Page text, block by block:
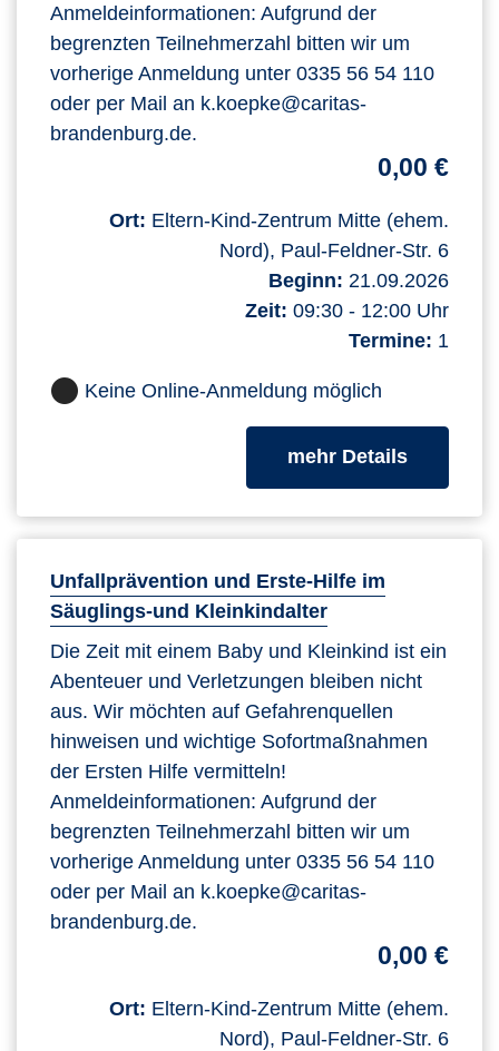
Anmeldeinformationen: Aufgrund der
begrenzten Teilnehmerzahl bitten wir um
vorherige Anmeldung unter 0335 56 54 110
oder per Mail an k.koepke@caritas-
brandenburg.de.
0,00 €
Ort: Eltern-Kind-Zentrum Mitte (ehem.
Nord), Paul-Feldner-Str. 6
Beginn: 21.09.2026
Zeit: 09:30 - 12:00 Uhr
Termine: 1
Keine Online-Anmeldung möglich
mehr Detailszum
Unfallprävention und Erste-Hilfe im
Säuglings-und Kleinkindalter
Die Zeit mit einem Baby und Kleinkind ist ein
Abenteuer und Verletzungen bleiben nicht
aus. Wir möchten auf Gefahrenquellen
hinweisen und wichtige Sofortmaßnahmen
der Ersten Hilfe vermitteln!
Anmeldeinformationen: Aufgrund der
begrenzten Teilnehmerzahl bitten wir um
vorherige Anmeldung unter 0335 56 54 110
oder per Mail an k.koepke@caritas-
brandenburg.de.
0,00 €
Ort: Eltern-Kind-Zentrum Mitte (ehem.
Nord), Paul-Feldner-Str. 6